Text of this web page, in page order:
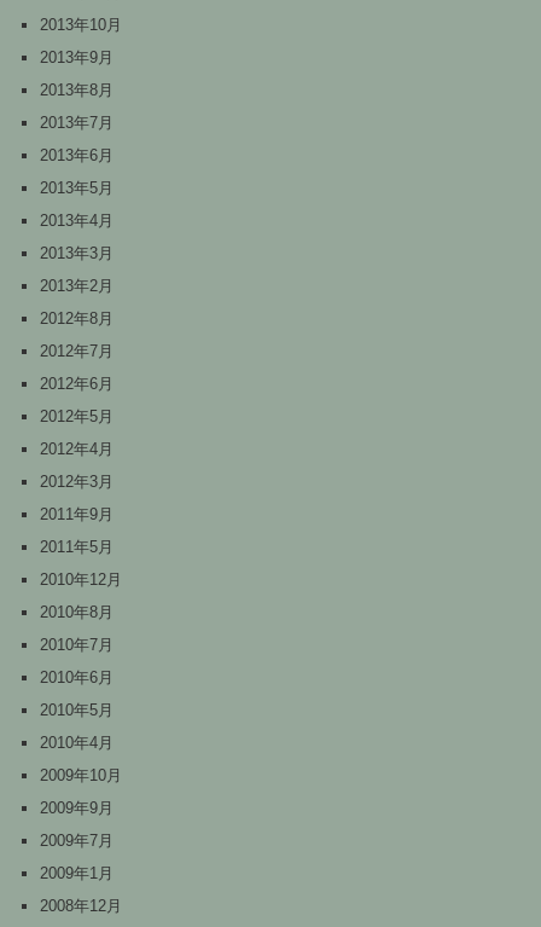
2013年10月
2013年9月
2013年8月
2013年7月
2013年6月
2013年5月
2013年4月
2013年3月
2013年2月
2012年8月
2012年7月
2012年6月
2012年5月
2012年4月
2012年3月
2011年9月
2011年5月
2010年12月
2010年8月
2010年7月
2010年6月
2010年5月
2010年4月
2009年10月
2009年9月
2009年7月
2009年1月
2008年12月